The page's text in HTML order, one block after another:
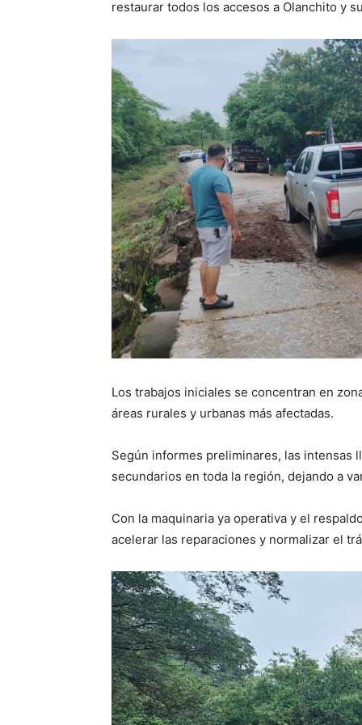
restaurar todos los accesos a Olanchito y
Los trabajos iniciales se concentran en
áreas rurales y urbanas más afectadas.
Según informes preliminares, las intensas
secundarios en toda la región, dejando a
Con la maquinaria ya operativa y el
acelerar las reparaciones y normalizar el